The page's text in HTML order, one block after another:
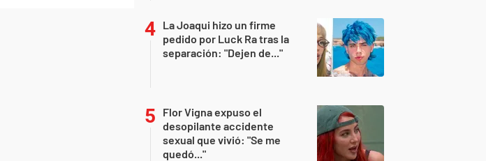
La Joaqui hizo un firme
pedido por Luck Ra tras la
separación: "Dejen de..."
Flor Vigna expuso el
desopilante accidente
sexual que vivió: "Se me
quedó..."